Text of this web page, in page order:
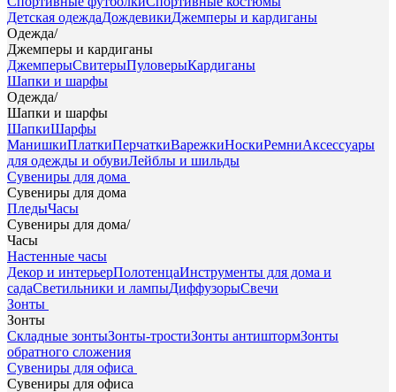
Детская одеждаДождевикиДжемперы и кардиганы
Одежда/
Джемперы и кардиганы
ДжемперыСвитерыПуловерыКардиганы
Шапки и шарфы
Одежда/
Шапки и шарфы
ШапкиШарфы
МанишкиПлаткиПерчаткиВарежкиНоскиРемниАксессуары
для одежды и обувиЛейблы и шильды
Сувениры для дома
Сувениры для дома
ПледыЧасы
Сувениры для дома/
Часы
Настенные часы
Декор и интерьерПолотенцаИнструменты для дома и
садаСветильники и лампыДиффузорыСвечи
Зонты
Зонты
Складные зонтыЗонты-тростиЗонты антиштормЗонты
обратного сложения
Сувениры для офиса
Сувениры для офиса